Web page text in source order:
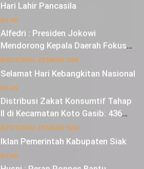
Hari Lahir Pancasila
IKLAN
Selamat Hari Kebangkitan Nasional
IKLAN
Iklan Pemerintah Kabupaten Siak
IKLAN
Mendorong Kepala Daerah Fokus
pada Inflasi dan Pilkada Serentak
II di Kecamatan Koto Gasib: 436
Mustahik Terima Bantuan